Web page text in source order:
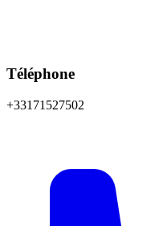
Téléphone
+33171527502